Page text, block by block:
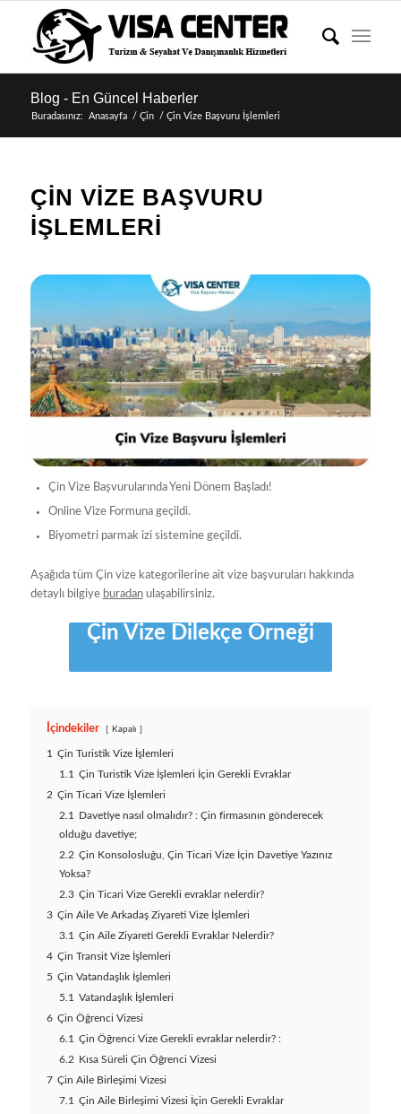
Blog - En Güncel Haberler
Buradasınız: Anasayfa / Çin / Çin Vize Başvuru İşlemleri
ÇIN VIZE BAŞVURU
İŞLEMLERI
Çin Vize Başvurularında Yeni Dönem Başladı!
Online Vize Formuna geçildi.
Biyometri parmak izi sistemine geçildi.
Aşağıda tüm Çin vize kategorilerine ait vize başvuruları hakkında
detaylı bilgiye buradanulaşabilirsiniz.
Çin Vize Dilekçe Örneği
İçindekiler Kapalı
1 Çin Turistik Vize İşlemleri
1.1 Çin Turistik Vize İşlemleri İçin Gerekli Evraklar
2 Çin Ticari Vize İşlemleri
2.1
Davetiye nasıl olmalıdır? : Çin firmasının gönderecek
olduğu davetiye;
2.2 Çin Konsolosluğu, Çin Ticari Vize İçin Davetiye Yazınız
Yoksa?
2.3 Çin Ticari Vize Gerekli evraklar nelerdir?
3 Çin Aile Ve Arkadaş Ziyareti Vize İşlemleri
3.1 Çin Aile Ziyareti Gerekli Evraklar Nelerdir?
4 Çin Transit Vize İşlemleri
5 Çin Vatandaşlık İşlemleri
5.1 Vatandaşlık İşlemleri
6 Çin Öğrenci Vizesi
6.1 Çin Öğrenci Vize Gerekli evraklar nelerdir? :
6.2 Kısa Süreli Çin Öğrenci Vizesi
7 Çin Aile Birleşimi Vizesi
7.1 Çin Aile Birleşimi Vizesi İçin Gerekli Evraklar